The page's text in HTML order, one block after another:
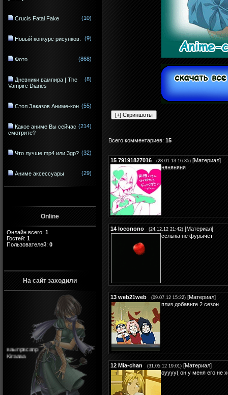
Crucis Fatal Fake (10)
Новый конкурс рисунков. (9)
Фото (868)
Дневники вампира | The
Vampire Diaries
(8)
Стол Заказов Аниме-кон (55)
Какое аниме Вы сейчас
смотрите?
(214)
Что лучше mp4 или 3gp? (32)
Аниме аксессуары (29)
Online
Онлайн всего: 1
Гостей: 1
Пользователей: 0
На сайт заходили
ваыпрвсапр
Kiraaaa
Всего комментариев: 15
15 79191827016 (28.01.13 16:35) [Материал]
няняняня
14 loconono (24.12.12 21:42) [Материал]
сслыка не фурычет
13 web21web (09.07.12 15:22) [Материал]
плиз добавьте 2 сезон
12 Mia-chan (31.05.12 19:01) [Материал]
оуууу( он у меня его не